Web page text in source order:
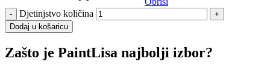
Djetinjstvo količina
Dodaj u košaricu
Zašto je PaintLisa najbolji izbor?